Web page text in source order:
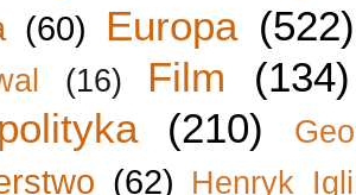
(60) Europa (522)
(16) Film
(134)
(210)
(62) Henryk